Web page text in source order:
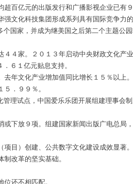
亿元的出版发行和广播影视企业已有９
文化科技集团形成系列具有国际竞争力
国家，并成为继美国之后第二个主题公园
４家。２０１３年启动中央财政文化产
６１亿元贴息支持。
年文化产业增加值同比增长１５％以上
．９９％。
理试点，中国爱乐乐团开展组建理事会
放９项。组建国家新闻出版广电总局
）创建、公共数字文化建设成效显著。
改革的坚实基础。
还不相匹配。